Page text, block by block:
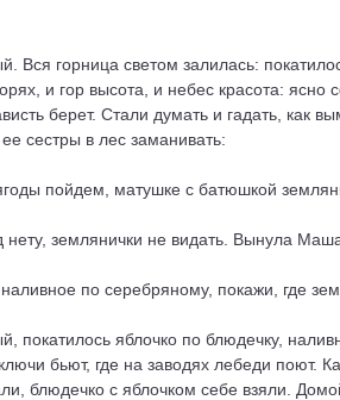
Вся горница светом залилась:
и гор высота, и небес красота:
берет. Стали думать и гадать,
сестры в лес заманивать:
пойдем, матушке с батюшкой
землянички не видать. Вынула
по серебряному, покажи, где
покатилось яблочко по блюдечку,
бьют, где на заводях лебеди поют.
блюдечко с яблочком себе взяли.